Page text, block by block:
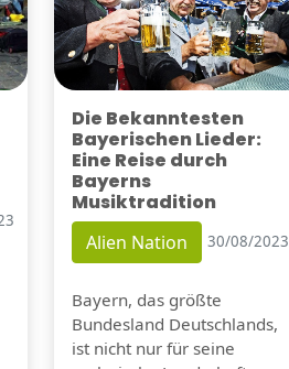
Die Bekanntesten
Bayerischen Lieder:
Eine Reise durch
Bayerns
Musiktradition
Alien Nation 30/08/2023
Bayern, das größte
Bundesland Deutschlands,
ist nicht nur für seine